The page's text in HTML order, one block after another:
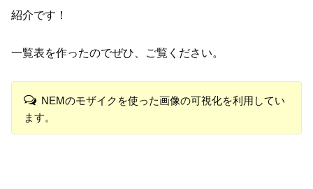
紹介です！
一覧表を作ったのでぜひ、ご覧ください。
NEMのモザイクを使った画像の可視化を利用してい
ます。